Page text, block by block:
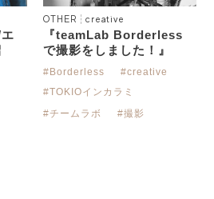
OTHER creative
『teamLab Borderless
で撮影をしました！』
#Borderless
#creative
#TOKIOインカラミ
#チームラボ
#撮影